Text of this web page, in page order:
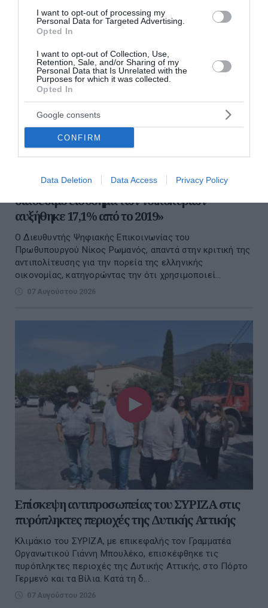
I want to opt-out of processing my
Personal Data for Targeted Advertising.
Opted In
I want to opt-out of Collection, Use,
Retention, Sale, and/or Sharing of my
Personal Data that Is Unrelated with the
Purposes for which it was collected.
Opted In
Google consents
CONFIRM
Data Deletion Data Access Privacy Policy
διαστρεβλώνει τα στοιχεία του ΟΟΣΑ – Το
διαθέσιμο εισόδημα των νοικοκυριών
αυξήθηκε 17,1% από το 2019»
Ο Διευθυντής Ψηφιακής Επικοινωνίας του
Πρωθυπουργού Νίκος Ρωμανός, απαντά στην κριτική της
αντιπολίτευσης για την πορεία της ελληνικής
οικονομίας, κατηγορώντας την ότι χρησιμοποιεί...
07 Αυγούστου 2026
Επίσκεψη αντιπροσωπείας του ΣΥΡΙΖΑ στις
πυρόπληκτες περιοχές της Δυτικής Αττικής
Κλιμάκιο του ΣΥΡΙΖΑ, με επικεφαλής τον Γραμματέα
Οργανωτικού Γιάννη Μπουλέκο, επισκέφθηκε τις
πυρόπληκτες περιοχές της Δυτικής Αττικής, στο Πόρτο
Γερμενό και τα Βίλια. Κατά τη δ...
07 Αυγούστου 2026